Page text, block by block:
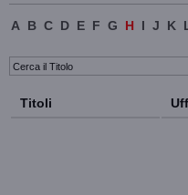
A B C D E F G H I J K
Titoli